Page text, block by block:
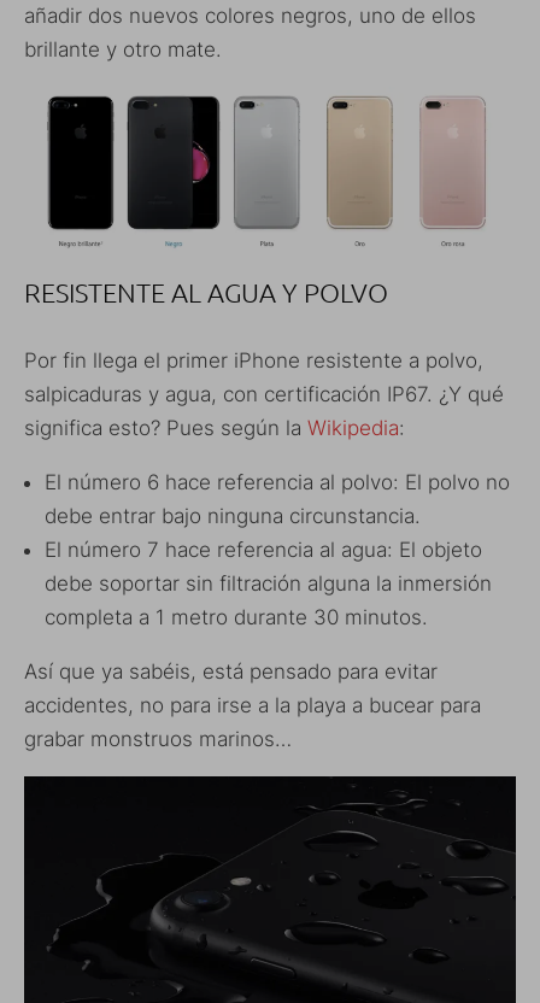
añadir dos nuevos colores negros, uno de ellos
brillante y otro mate.
RESISTENTE AL AGUA Y POLVO
Por fin llega el primer iPhone resistente a polvo,
salpicaduras y agua, con certificación IP67. ¿Y qué
significa esto? Pues según la Wikipedia:
El número 6 hace referencia al polvo: El polvo no
debe entrar bajo ninguna circunstancia.
El número 7 hace referencia al agua: El objeto
debe soportar sin filtración alguna la inmersión
completa a 1 metro durante 30 minutos.
Así que ya sabéis, está pensado para evitar
accidentes, no para irse a la playa a bucear para
grabar monstruos marinos…